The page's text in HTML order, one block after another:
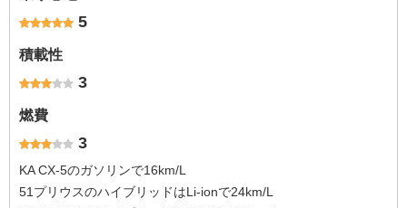
5
積載性
3
燃費
3
KA CX-5のガソリンで16km/L
51プリウスのハイブリッドはLi-ionで24km/L